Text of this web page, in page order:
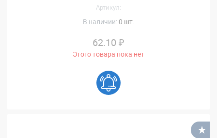
Артикул:
В наличии: 0 шт.
62.10 ₽
Этого товара пока нет